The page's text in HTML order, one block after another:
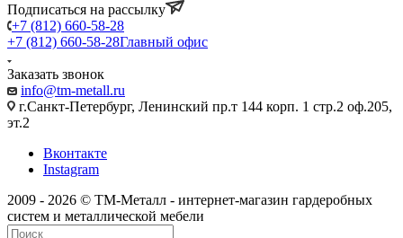
Подписаться на рассылку
+7 (812) 660-58-28
+7 (812) 660-58-28Главный офис
Заказать звонок
info@tm-metall.ru
г.Санкт-Петербург, Ленинский пр.т 144 корп. 1 стр.2 оф.205,
эт.2
Вконтакте
Instagram
2009 - 2026 © ТМ-Металл - интернет-магазин гардеробных
систем и металлической мебели